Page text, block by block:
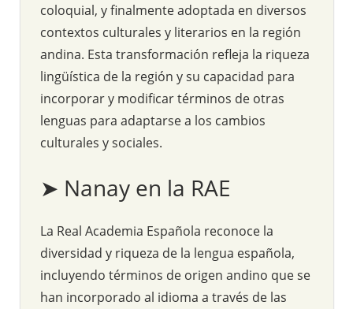
coloquial, y finalmente adoptada en diversos
contextos culturales y literarios en la región
andina. Esta transformación refleja la riqueza
lingüística de la región y su capacidad para
incorporar y modificar términos de otras
lenguas para adaptarse a los cambios
culturales y sociales.
➤ Nanay en la RAE
La Real Academia Española reconoce la
diversidad y riqueza de la lengua española,
incluyendo términos de origen andino que se
han incorporado al idioma a través de las